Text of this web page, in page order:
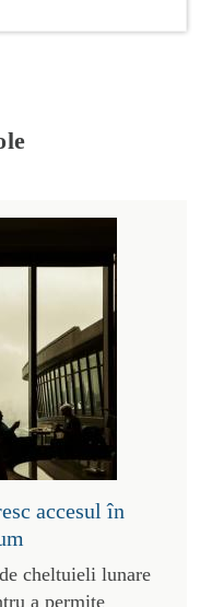
accesul în
cheltuieli lunare
a permite